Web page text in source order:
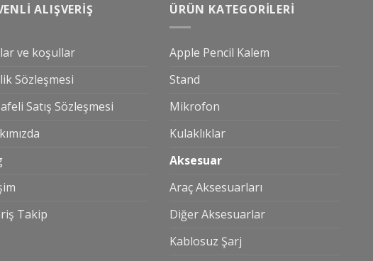
ALIŞVERIŞ
ve koşullar
Sözleşmesi
Satış Sözleşmesi
Takip
ÜRÜN KATEGORILERI
Apple Pencil Kalem
Stand
Mikrofon
Kulaklıklar
Aksesuar
Araç Aksesuarları
Diğer Aksesuarlar
Kablosuz Şarj